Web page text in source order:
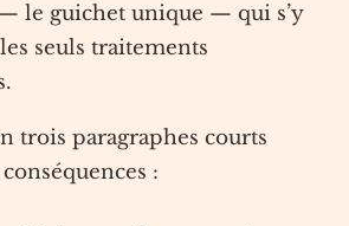
le guichet unique — qui s’y
seuls traitements
trois paragraphes courts
: